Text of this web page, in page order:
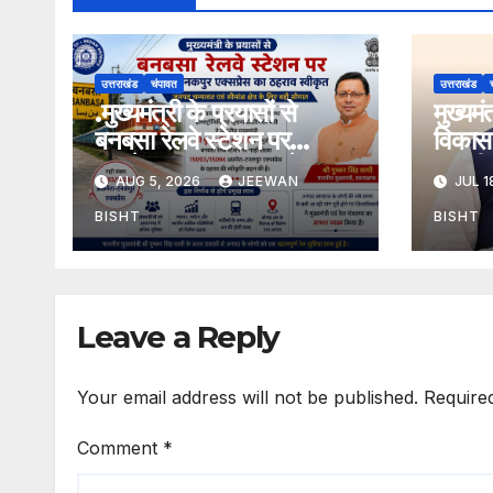
उत्तराखंड चंपावत
.मुख्यमंत्री के प्रयासों से
बनबसा रेलवे स्टेशन पर
अछनेरा-टनकपुर एक्सप्रेस का
ठहराव हुआ स्वीकृत
AUG 5, 2026 JEEWAN
BISHT
उत्तराखंड
मार्ग
JUL
BISHT
Leave a Reply
Your email address will not be published.
Comment *